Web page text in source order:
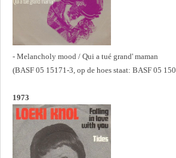
- Melancholy mood / Qui a tué grand' maman
(BASF 05 15171-3, op de hoes staat: BASF 05
1973